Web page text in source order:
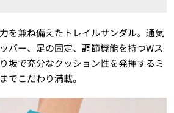
を兼ね備えたトレイルサンダル。通気
パー、足の固定、調節機能を持つWス
坂で充分なクッション性を発揮するミ
でこだわり満載。